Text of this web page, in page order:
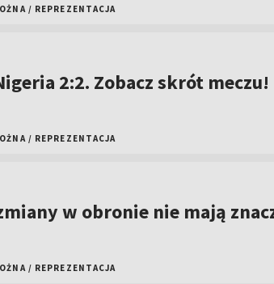
/ REPREZENTACJA
2:2. Zobacz skrót meczu!
/ REPREZENTACJA
w obronie nie mają
/ REPREZENTACJA